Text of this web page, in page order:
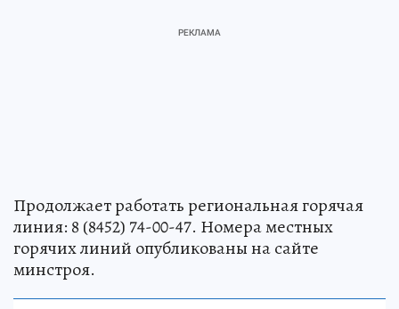
Продолжает работать региональная горячая
линия: 8 (8452) 74-00-47. Номера местных
горячих линий опубликованы на сайте
минстроя.